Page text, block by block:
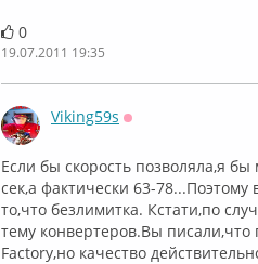
0
19.07.2011 19:35
Viking59s
Если бы скорость позволяла,я
сек,а фактически 63-
то,что безлимитка. Кстати,по
тему конвертеров.Вы писали,что
Factory,но качество